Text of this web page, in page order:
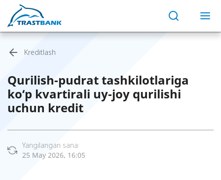
Kreditlash
Qurilish-pudrat tashkilotlariga
ko‘p kvartirali uy-joy qurilishi
uchun kredit
Yangilangan sana:
25 May 2026, 16:05